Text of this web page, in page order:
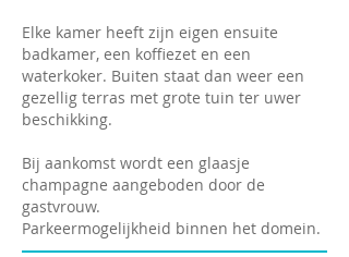
Elke kamer heeft zijn eigen ensuite
badkamer, een koffiezet en een
waterkoker. Buiten staat dan weer een
gezellig terras met grote tuin ter uwer
beschikking.
Bij aankomst wordt een glaasje
champagne aangeboden door de
gastvrouw.
Parkeermogelijkheid binnen het domein.